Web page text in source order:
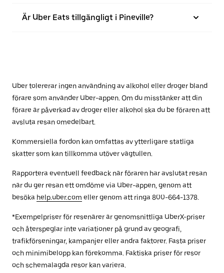
Är Uber Eats tillgängligt i Pineville?
Uber tolererar ingen användning av alkohol eller droger bland
förare som använder Uber-appen. Om du misstänker att din
förare är påverkad av droger eller alkohol ska du be föraren att
avsluta resan omedelbart.
Kommersiella fordon kan omfattas av ytterligare statliga
skatter som kan tillkomma utöver vägtullen.
Rapportera eventuell feedback när föraren har avslutat resan
när du ger resan ett omdöme via Uber-appen, genom att
besöka help.uber.com eller genom att ringa 800-664-1378.
*Exempelpriser för resenärer är genomsnittliga UberX-priser
och återspeglar inte variationer på grund av geografi,
trafikförseningar, kampanjer eller andra faktorer. Fasta priser
och minimibelopp kan förekomma. Faktiska priser för resor
och schemalagda resor kan variera.